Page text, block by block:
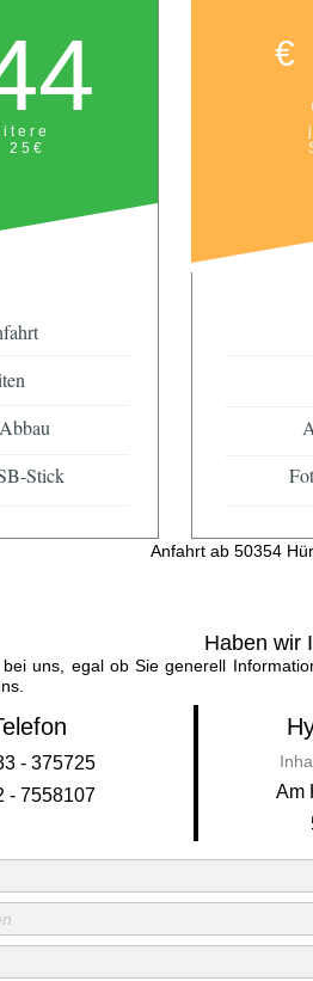
25€
Stick
€
Anfahrt ab 50354
Haben wir
uns, egal ob Sie generell
- 375725
- 7558107
Am